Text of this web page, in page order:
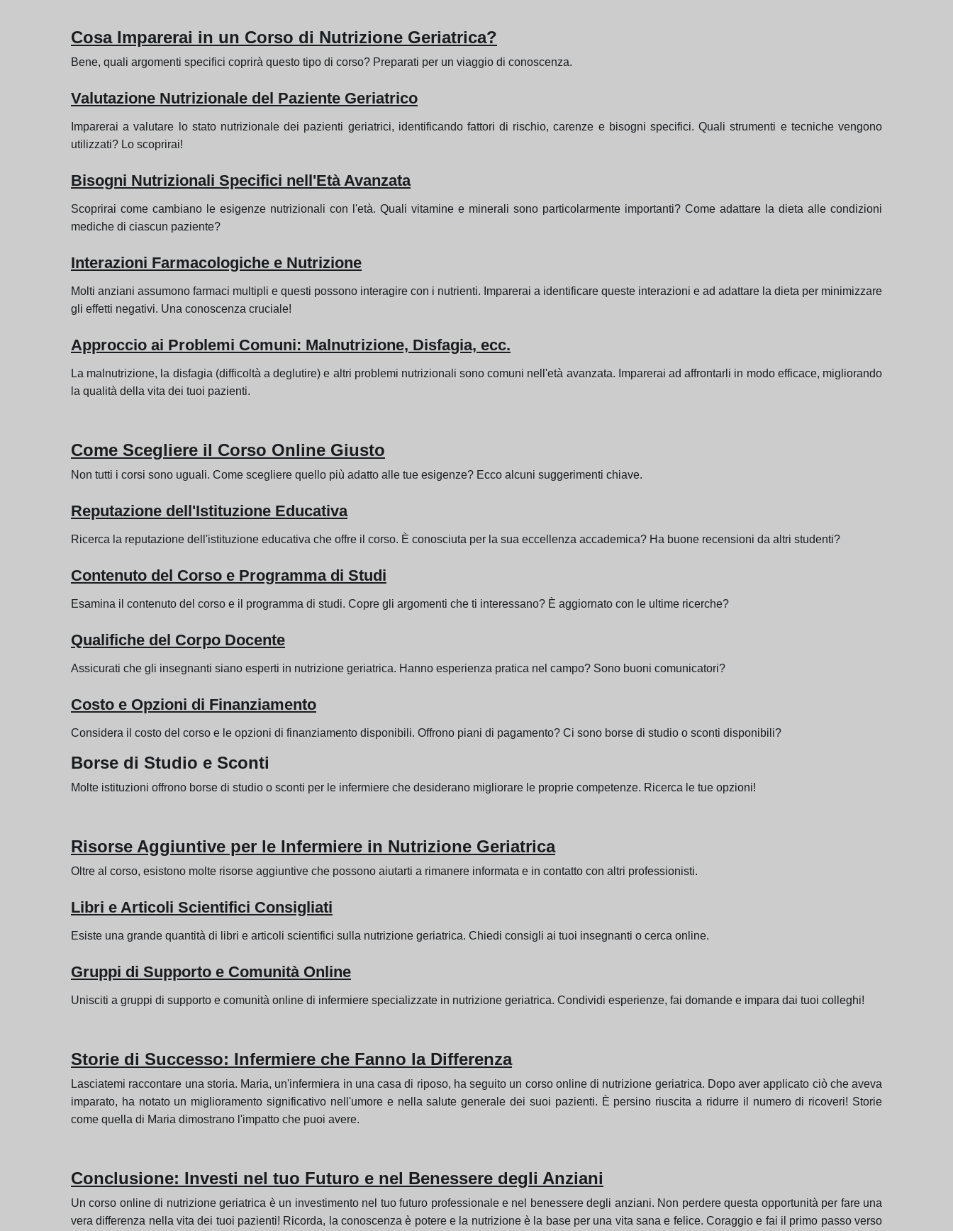
Cosa Imparerai in un Corso di Nutrizione Geriatrica?
Bene, quali argomenti specifici coprirà questo tipo di corso? Preparati per un viaggio di conoscenza.
Valutazione Nutrizionale del Paziente Geriatrico
Imparerai a valutare lo stato nutrizionale dei pazienti geriatrici, identificando fattori di rischio, carenze e bisogni specifici. Quali strumenti e tecniche vengono
utilizzati? Lo scoprirai!
Bisogni Nutrizionali Specifici nell'Età Avanzata
Scoprirai come cambiano le esigenze nutrizionali con l'età. Quali vitamine e minerali sono particolarmente importanti? Come adattare la dieta alle condizioni
mediche di ciascun paziente?
Interazioni Farmacologiche e Nutrizione
Molti anziani assumono farmaci multipli e questi possono interagire con i nutrienti. Imparerai a identificare queste interazioni e ad adattare la dieta per minimizzare
gli effetti negativi. Una conoscenza cruciale!
Approccio ai Problemi Comuni: Malnutrizione, Disfagia, ecc.
La malnutrizione, la disfagia (difficoltà a deglutire) e altri problemi nutrizionali sono comuni nell'età avanzata. Imparerai ad affrontarli in modo efficace, migliorando
la qualità della vita dei tuoi pazienti.
Come Scegliere il Corso Online Giusto
Non tutti i corsi sono uguali. Come scegliere quello più adatto alle tue esigenze? Ecco alcuni suggerimenti chiave.
Reputazione dell'Istituzione Educativa
Ricerca la reputazione dell'istituzione educativa che offre il corso. È conosciuta per la sua eccellenza accademica? Ha buone recensioni da altri studenti?
Contenuto del Corso e Programma di Studi
Esamina il contenuto del corso e il programma di studi. Copre gli argomenti che ti interessano? È aggiornato con le ultime ricerche?
Qualifiche del Corpo Docente
Assicurati che gli insegnanti siano esperti in nutrizione geriatrica. Hanno esperienza pratica nel campo? Sono buoni comunicatori?
Costo e Opzioni di Finanziamento
Considera il costo del corso e le opzioni di finanziamento disponibili. Offrono piani di pagamento? Ci sono borse di studio o sconti disponibili?
Borse di Studio e Sconti
Molte istituzioni offrono borse di studio o sconti per le infermiere che desiderano migliorare le proprie competenze. Ricerca le tue opzioni!
Risorse Aggiuntive per le Infermiere in Nutrizione Geriatrica
Oltre al corso, esistono molte risorse aggiuntive che possono aiutarti a rimanere informata e in contatto con altri professionisti.
Libri e Articoli Scientifici Consigliati
Esiste una grande quantità di libri e articoli scientifici sulla nutrizione geriatrica. Chiedi consigli ai tuoi insegnanti o cerca online.
Gruppi di Supporto e Comunità Online
Unisciti a gruppi di supporto e comunità online di infermiere specializzate in nutrizione geriatrica. Condividi esperienze, fai domande e impara dai tuoi colleghi!
Storie di Successo: Infermiere che Fanno la Differenza
Lasciatemi raccontare una storia. Maria, un'infermiera in una casa di riposo, ha seguito un corso online di nutrizione geriatrica. Dopo aver applicato ciò che aveva
imparato, ha notato un miglioramento significativo nell'umore e nella salute generale dei suoi pazienti. È persino riuscita a ridurre il numero di ricoveri! Storie
come quella di Maria dimostrano l'impatto che puoi avere.
Conclusione: Investi nel tuo Futuro e nel Benessere degli Anziani
Un corso online di nutrizione geriatrica è un investimento nel tuo futuro professionale e nel benessere degli anziani. Non perdere questa opportunità per fare una
vera differenza nella vita dei tuoi pazienti! Ricorda, la conoscenza è potere e la nutrizione è la base per una vita sana e felice. Coraggio e fai il primo passo verso